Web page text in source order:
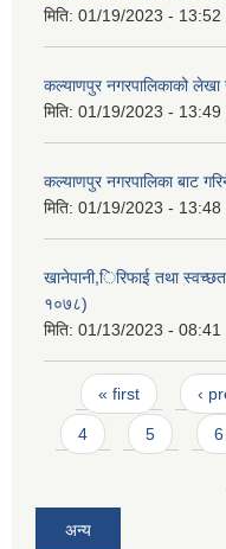
मिति: 01/19/2023 - 13:52
कल्याणपुर नगरपालिकाको लेखा
मिति: 01/19/2023 - 13:49
कल्याणपुर नगरपालिका बाट
मिति: 01/19/2023 - 13:48
खानेपानी,िरिफाई तथा
१०७८)
मिति: 01/13/2023 - 08:41
Pages
« first ‹
4 5 6
अन्य